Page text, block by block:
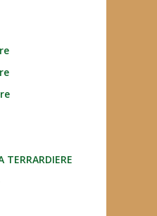
TERRARDIERE